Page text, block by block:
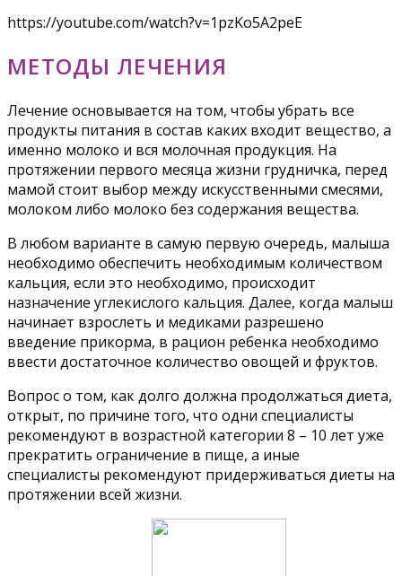
https://youtube.com/watch?v=1pzKo5A2peE
МЕТОДЫ ЛЕЧЕНИЯ
Лечение основывается на том, чтобы убрать все
продукты питания в состав каких входит вещество, а
именно молоко и вся молочная продукция. На
протяжении первого месяца жизни грудничка, перед
мамой стоит выбор между искусственными смесями,
молоком либо молоко без содержания вещества.
В любом варианте в самую первую очередь, малыша
необходимо обеспечить необходимым количеством
кальция, если это необходимо, происходит
назначение углекислого кальция. Далее, когда малыш
начинает взрослеть и медиками разрешено
введение прикорма, в рацион ребенка необходимо
ввести достаточное количество овощей и фруктов.
Вопрос о том, как долго должна продолжаться диета,
открыт, по причине того, что одни специалисты
рекомендуют в возрастной категории 8 – 10 лет уже
прекратить ограничение в пище, а иные
специалисты рекомендуют придерживаться диеты на
протяжении всей жизни.